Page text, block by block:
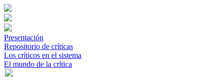
Presentación
Repositorio de críticas
Los críticos en el sistema
El mundo de la crítica